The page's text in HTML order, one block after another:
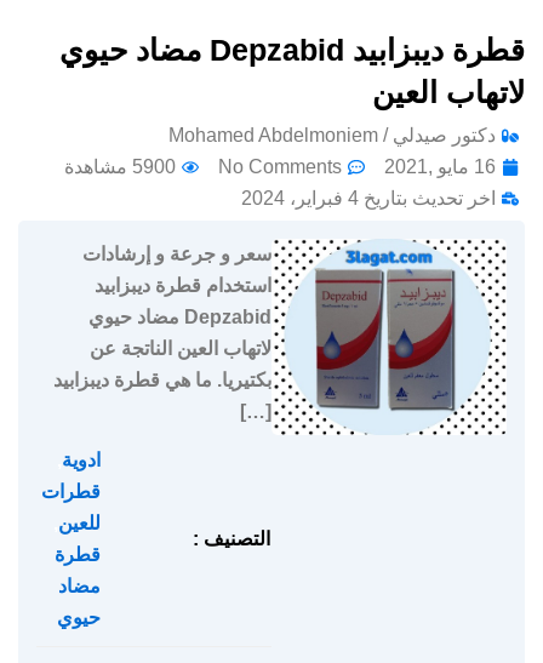
قطرة ديبزابيد Depzabid مضاد حيوي
لاتهاب العين
دكتور صيدلي / Mohamed Abdelmoniem
16 مايو ,2021
No Comments
5900 مشاهدة
اخر تحديث بتاريخ 4 فبراير، 2024
سعر و جرعة و إرشادات
استخدام قطرة ديبزابيد
Depzabid مضاد حيوي
لاتهاب العين الناتجة عن
بكتيريا. ما هي قطرة ديبزابيد
[…]
التصنيف :
ادوية
قطرات
للعين
قطرة
مضاد
حيوي